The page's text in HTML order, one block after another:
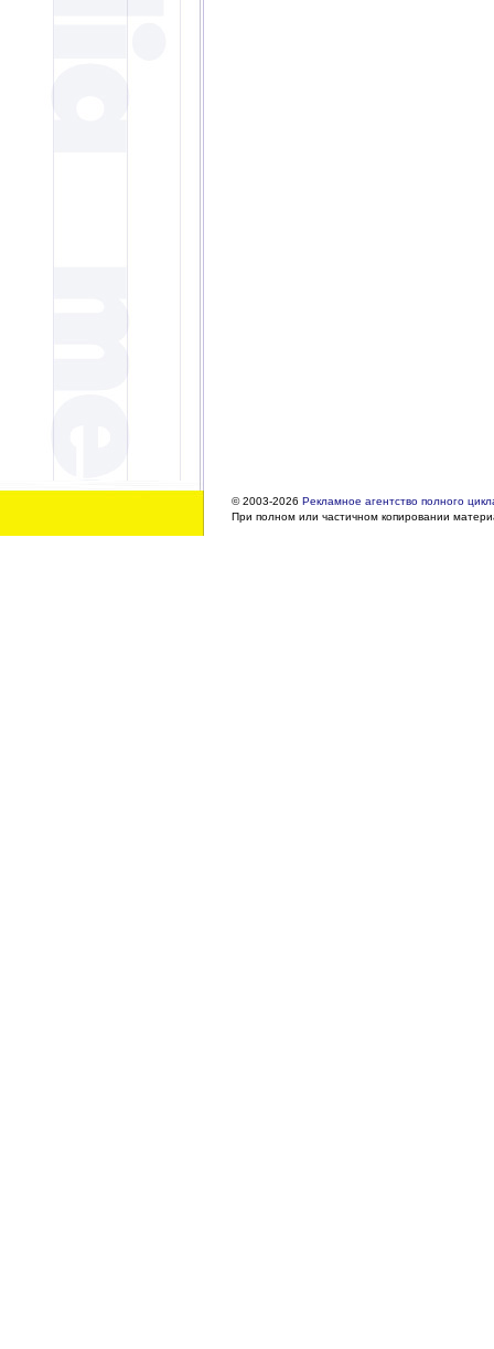
© 2003-2026 Рекламное агентство полного
При полном или частичном копировании